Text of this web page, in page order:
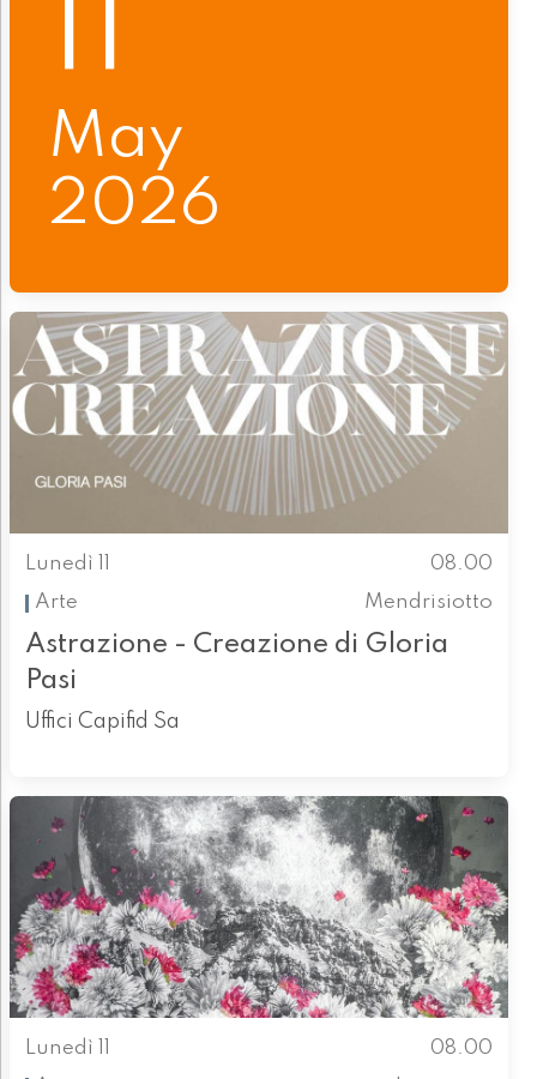
11
May
2026
Lunedì 11
08.00
Arte
Mendrisiotto
Astrazione - Creazione di Gloria
Pasi
Uffici Capifid Sa
Lunedì 11
08.00